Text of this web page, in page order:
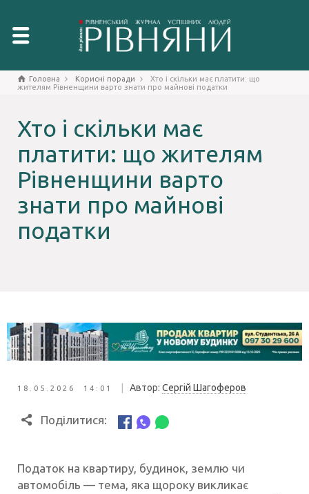
Головна Корисні поради
Хто і скільки має платити: що
жителям Рівненщини варто знати про майнові податки
Хто і скільки має
платити: що жителям
Рівненщини варто
знати про майнові
податки
18.05.2026 14:01 Автор: Сергій Шагоферов
Поділитися:
Податок на квартиру, будинок, землю чи
автомобіль — тема, яка щороку викликає